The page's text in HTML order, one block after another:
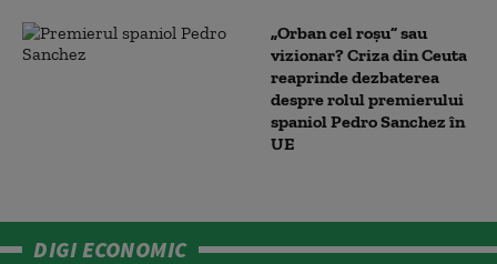
„Orban cel roșu” sau
vizionar? Criza din Ceuta
reaprinde dezbaterea
despre rolul premierului
spaniol Pedro Sanchez în
UE
DIGI ECONOMIC